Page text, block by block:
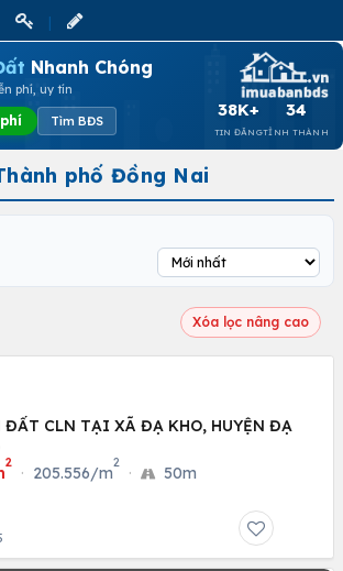
Nhanh Chóng
phí, uy tín
Tìm BĐS
38K+
TIN ĐĂNG
34
TỈNH THÀNH
phố Đồng Nai
Xóa lọc nâng cao
CLN TẠI XÃ ĐẠ KHO, HUYỆN ĐẠ
2
· 205.556/m
2
· 50m